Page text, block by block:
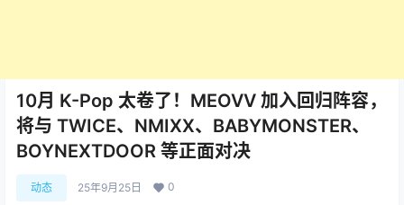
10月 K-Pop 太卷了！MEOVV 加入回归阵容，
将与 TWICE、NMIXX、BABYMONSTER、
BOYNEXTDOOR 等正面对决
动态 25年9月25日 0